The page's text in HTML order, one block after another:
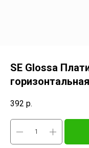
SE Glossa
горизонтальная
392 р.